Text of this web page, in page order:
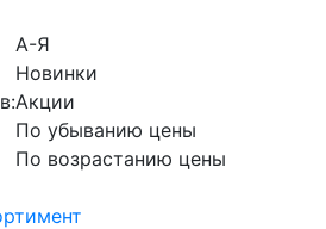
А-Я
Новинки
Акции
По убыванию цены
По возрастанию цены